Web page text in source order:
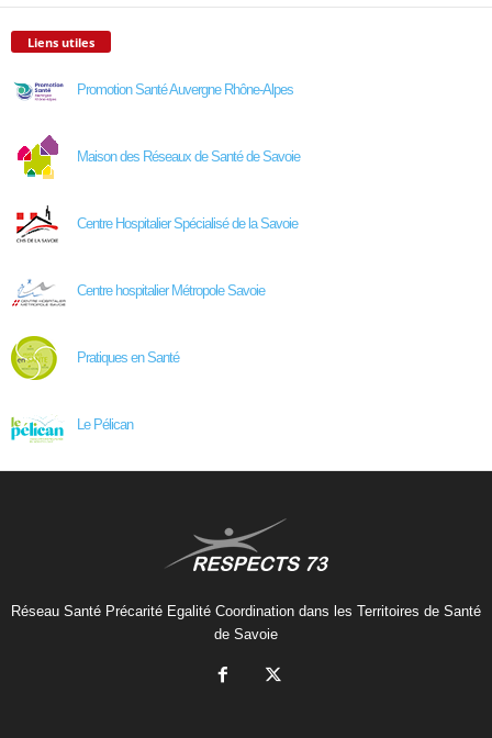
Liens utiles
Promotion Santé Auvergne Rhône-Alpes
Maison des Réseaux de Santé de Savoie
Centre Hospitalier Spécialisé de la Savoie
Centre hospitalier Métropole Savoie
Pratiques en Santé
Le Pélican
Réseau Santé Précarité Egalité Coordination dans les Territoires de Santé
de Savoie